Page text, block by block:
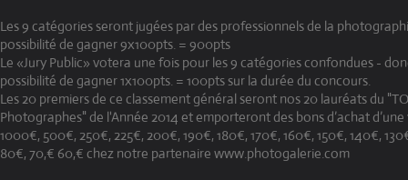
Les 9 catégories seront jugées par des professionnels de la
possibilité de gagner 9x100pts. = 900pts
Le «Jury Public» votera une fois pour les 9 catégories confondues -
possibilité de gagner 1x100pts. = 100pts sur la durée du concours.
Les 20 premiers de ce classement général seront nos 20 lauréats du
Photographes" de l'Année 2014 et emporteront des bons d’achat
1000€, 500€, 250€, 225€, 200€, 190€, 180€, 170€, 160€, 150€, 140€,
80€, 70,€ 60,€ chez notre partenaire www.photogalerie.com